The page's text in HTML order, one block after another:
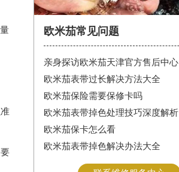
欧米茄常见问题
欧米茄表带过长解决方法大全
欧米茄保险需要保修卡吗
欧米茄表带掉色处理技巧深度解析
欧米茄保卡怎么看
欧米茄表带掉色解决办法大全